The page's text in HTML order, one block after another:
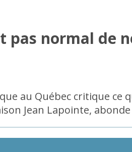
pas normal de
au Québec critique ce
Jean Lapointe,